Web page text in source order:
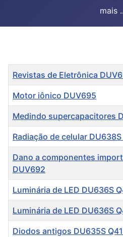
mais
Título
Revistas de Eletrônica
Motor iônico DUV695
Medindo supercapacitores
Radiação de celular
Dano a componentes
DUV692
Luminária de LED DU636S
Luminária de LED DU636S
Diodos antigos DU635S